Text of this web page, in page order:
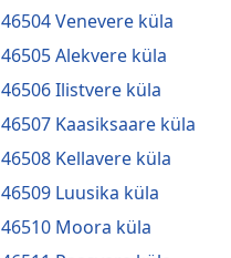
46504 Venevere küla
46505 Alekvere küla
46506 Ilistvere küla
46507 Kaasiksaare küla
46508 Kellavere küla
46509 Luusika küla
46510 Moora küla